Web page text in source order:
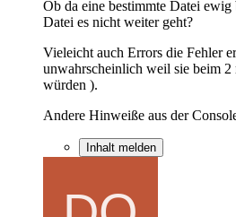
Ob da eine bestimmte Datei
Datei es nicht weiter geht?
Vieleicht auch Errors die Fehler
unwahrscheinlich weil sie beim 2
würden ).
Andere Hinweiße aus der
Inhalt melden